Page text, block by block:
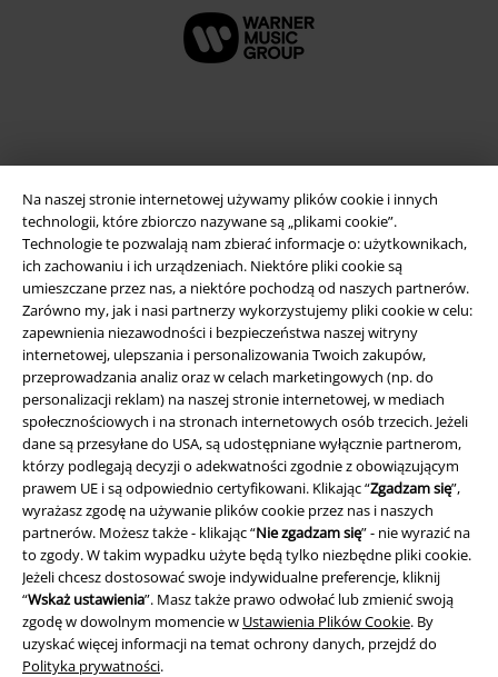
Na naszej stronie internetowej używamy plików cookie i innych
technologii, które zbiorczo nazywane są „plikami cookie”.
Technologie te pozwalają nam zbierać informacje o: użytkownikach,
ich zachowaniu i ich urządzeniach. Niektóre pliki cookie są
umieszczane przez nas, a niektóre pochodzą od naszych partnerów.
Zarówno my, jak i nasi partnerzy wykorzystujemy pliki cookie w celu:
zapewnienia niezawodności i bezpieczeństwa naszej witryny
internetowej, ulepszania i personalizowania Twoich zakupów,
przeprowadzania analiz oraz w celach marketingowych (np. do
personalizacji reklam) na naszej stronie internetowej, w mediach
społecznościowych i na stronach internetowych osób trzecich. Jeżeli
dane są przesyłane do USA, są udostępniane wyłącznie partnerom,
którzy podlegają decyzji o adekwatności zgodnie z obowiązującym
prawem UE i są odpowiednio certyfikowani. Klikając “Zgadzam się”,
wyrażasz zgodę na używanie plików cookie przez nas i naszych
partnerów. Możesz także - klikając “Nie zgadzam się” - nie wyrazić na
to zgody. W takim wypadku użyte będą tylko niezbędne pliki cookie.
Jeżeli chcesz dostosować swoje indywidualne preferencje, kliknij
“Wskaż ustawienia”. Masz także prawo odwołać lub zmienić swoją
zgodę w dowolnym momencie w Ustawienia Plików Cookie. By
uzyskać więcej informacji na temat ochrony danych, przejdź do
Polityka prywatności.
Informacje prawne
Regulamin
Dane firmy
Polityka prywatności
Unieszkodliwianie odpadów i ochrona środowiska
Deklaracja Zgodności
Informacje dotyczące dostępności
Ustawienia Plików Cookie